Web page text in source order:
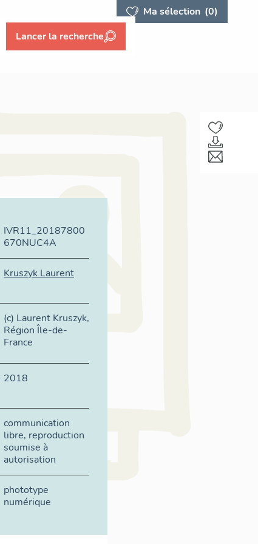
Ma sélection (0)
Lancer la recherche
IVR11_20187800
670NUC4A
Kruszyk Laurent
(c) Laurent Kruszyk,
Région Île-de-
France
2018
communication
libre, reproduction
soumise à
autorisation
phototype
numérique